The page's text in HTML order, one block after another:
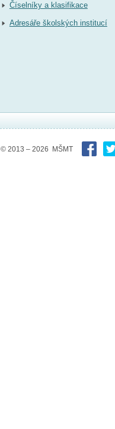
Číselníky a klasifikace
Adresáře školských institucí
© 2013 – 2026 MŠMT